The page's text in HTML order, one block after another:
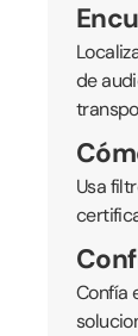
de
Usa
Confía